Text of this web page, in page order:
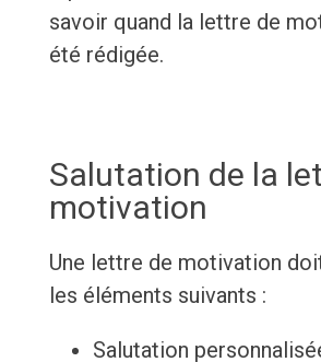
savoir quand la lettre de
été rédigée.
Salutation de la
motivation
Une lettre de motivation
les éléments suivants :
Salutation